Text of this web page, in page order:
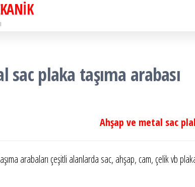
sac plaka taşıma arabası
Ahşap ve metal sac
arabaları çeşitli alanlarda sac, ahşap, cam, çelik vb